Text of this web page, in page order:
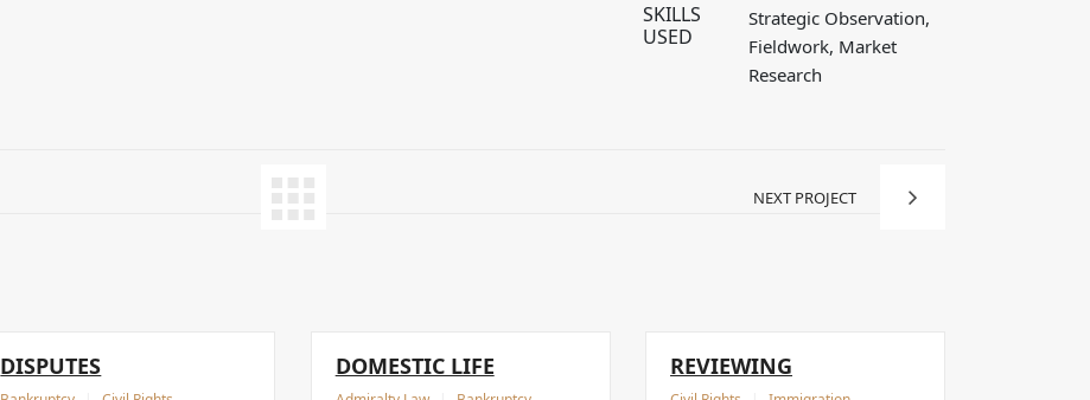
SKILLS
USED
Strategic Observation,
Fieldwork, Market
Research
NEXT PROJECT
DISPUTES DOMESTIC LIFE REVIEWING